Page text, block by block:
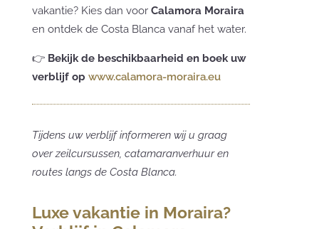
vakantie? Kies dan voor Calamora Moraira
en ontdek de Costa Blanca vanaf het water.
👉 Bekijk de beschikbaarheid en boek uw
verblijf op www.calamora-moraira.eu
Tijdens uw verblijf informeren wij u graag
over zeilcursussen, catamaranverhuur en
routes langs de Costa Blanca.
Luxe vakantie in Moraira?